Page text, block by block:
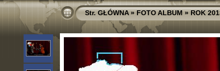
Str. GŁÓWNA»FOTO ALBUM»ROK